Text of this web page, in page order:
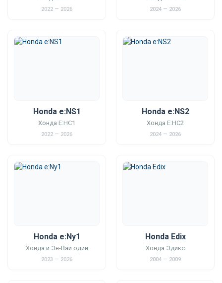
2022 — 2026 2024 — 2026
Honda e:NS1
Хонда Е:НС1
2022 — 2026
Honda e:NS2
Хонда Е:НС2
2024 — 2026
Honda e:Ny1
Хонда и:Эн-Вай один
2023 — 2026
Honda Edix
Хонда Эдикс
2004 — 2009